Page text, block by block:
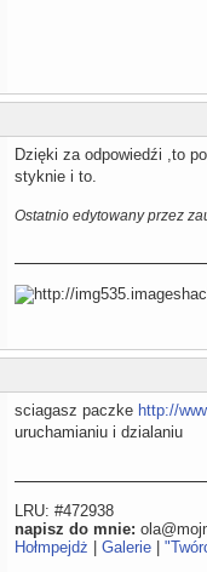
Dzięki za odpowiedźi ,to
styknie i to.
Ostatnio edytowany przez
sciagasz paczke http://
uruchamianiu i dzialaniu
LRU: #472938
napisz do mnie:
Hołmpejdż
Galerie